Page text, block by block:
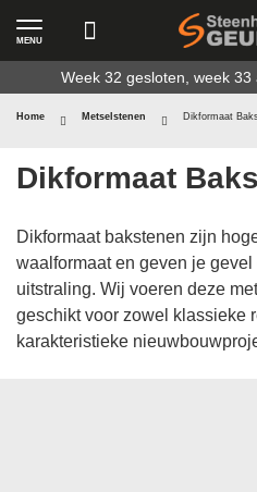
naar
de
Week 32 gesloten, week 33
MENU
Home Metselstenen Dikformaat
Dikformaat
Dikformaat bakstenen zijn
waalformaat en geven je
uitstraling. Wij voeren deze
geschikt voor zowel klassieke
karakteristieke